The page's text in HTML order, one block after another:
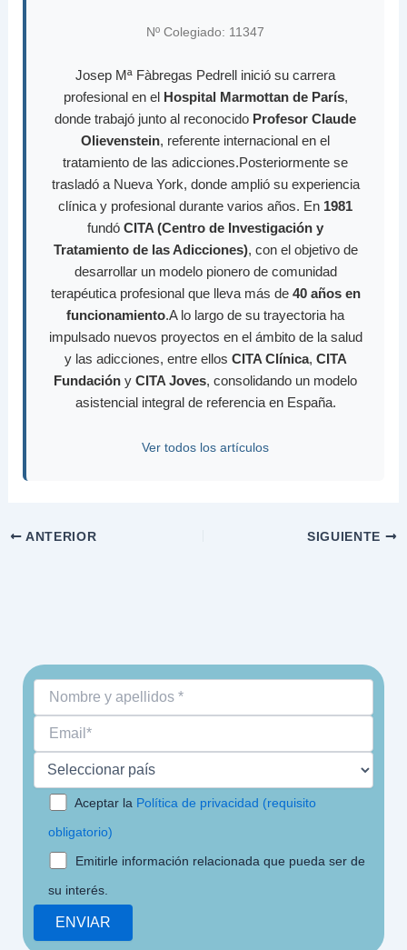
Nº Colegiado: 11347
Josep Mª Fàbregas Pedrell inició su carrera
profesional en el Hospital Marmottan de París,
donde trabajó junto al reconocido Profesor Claude
Olievenstein, referente internacional en el
tratamiento de las adicciones.Posteriormente se
trasladó a Nueva York, donde amplió su experiencia
clínica y profesional durante varios años. En 1981
fundó CITA (Centro de Investigación y
Tratamiento de las Adicciones), con el objetivo de
desarrollar un modelo pionero de comunidad
terapéutica profesional que lleva más de 40 años en
funcionamiento.A lo largo de su trayectoria ha
impulsado nuevos proyectos en el ámbito de la salud
y las adicciones, entre ellos CITA Clínica, CITA
Fundación y CITA Joves, consolidando un modelo
asistencial integral de referencia en España.
Ver todos los artículos
ANTERIOR SIGUIENTE
Aceptar la Política de privacidad (requisito
obligatorio)
Emitirle información relacionada que pueda ser de
su interés.